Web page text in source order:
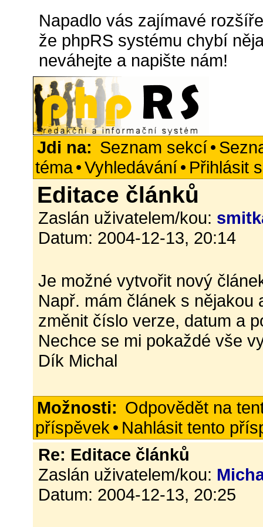
Napadlo vás zajímavé
že phpRS systému chybí
neváhejte a napište nám!
Jdi na: Seznam sekcí•
téma•Vyhledávání• Přihlásit
Editace článků
Zaslán uživatelem/kou:
Datum: 2004-12-13, 20:14
Je možné vytvořit nový
Např. mám článek s
změnit číslo verze, datum a
Nechce se mi pokaždé vše
Dík Michal
Možnosti: Odpovědět na
příspěvek • Nahlásit tento
Re: Editace článků
Zaslán uživatelem/kou:
Datum: 2004-12-13, 20:25